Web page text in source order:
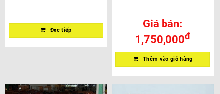
Đọc tiếp
Giá bán:
1,750,000đ
Thêm vào giỏ hàng